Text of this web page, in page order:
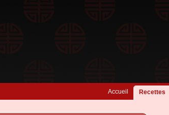
Recettes
Accueil